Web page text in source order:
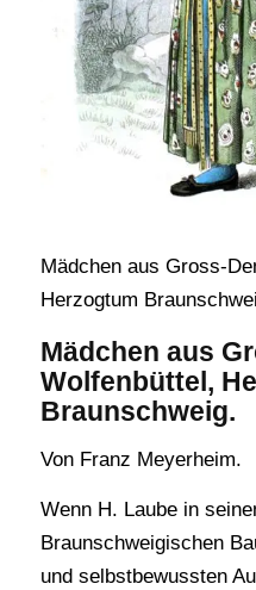
Mädchen aus Gross-
Herzogtum
Mädchen aus
Wolfenbüttel,
Braunschweig.
Von Franz Meyerheim.
Wenn H. Laube in
Braunschweigischen
und selbstbewussten